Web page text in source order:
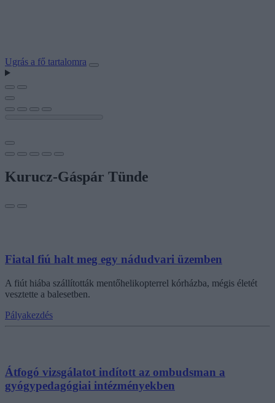
Ugrás a fő tartalomra
Kurucz-Gáspár Tünde
Fiatal fiú halt meg egy nádudvari üzemben
A fiút hiába szállították mentőhelikopterrel kórházba, mégis életét
vesztette a balesetben.
Pályakezdés
Átfogó vizsgálatot indított az ombudsman a
gyógypedagógiai intézményekben